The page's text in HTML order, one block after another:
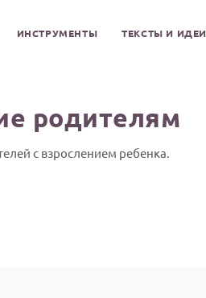
ИНСТРУМЕНТЫ ТЕКСТЫ И ИДЕИ
родителям
с взрослением ребенка.